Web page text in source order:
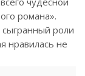
романа».
сыгранный роли
нравилась не